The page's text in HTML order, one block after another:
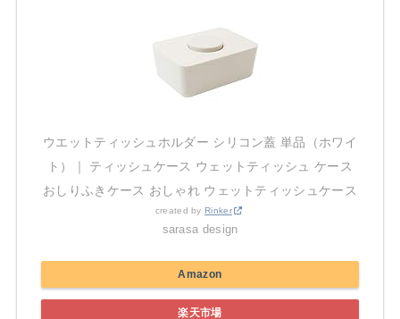
ウエットティッシュホルダー シリコン蓋 単品（ホワイ
ト）｜ ティッシュケース ウェットティッシュ ケース
おしりふきケース おしゃれ ウェットティッシュケース
created byRinker
sarasa design
Amazon
楽天市場